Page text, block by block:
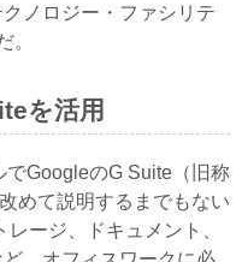
ノロジー・ファシリテ
。
を活用
GoogleのG Suite（旧称
めて説明するまでもない
ージ、ドキュメント、